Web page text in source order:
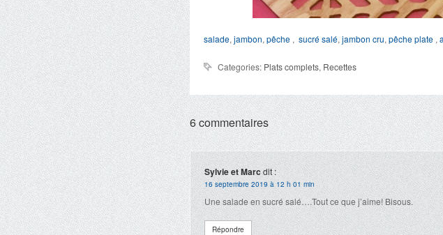
salade, jambon, pêche , sucré salé, jambon cru, pêche plate ,
Categories: Plats complets, Recettes
6 commentaires
Sylvie et Marcdit :
16 septembre 2019 à 12 h 01 min
Une salade en sucré salé….Tout ce que j’aime! Bisous.
Répondre